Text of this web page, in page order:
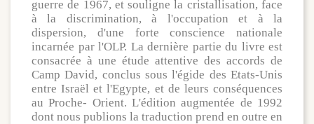
guerre de 1967, et souligne la cristallisation, face
à la discrimination, à l'occupation et à la
dispersion, d'une forte conscience nationale
incarnée par l'OLP. La dernière partie du livre est
consacrée à une étude attentive des accords de
Camp David, conclus sous l'égide des Etats-Unis
entre Israël et l'Egypte, et de leurs conséquences
au Proche- Orient. L'édition augmentée de 1992
dont nous publions la traduction prend en outre en